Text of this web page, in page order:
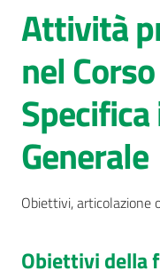
Servizi
Luoghi
di
cura
AUSL
Comunica
Attività
nel
Generale
Obiettivi, articolazione
Obiettivi della